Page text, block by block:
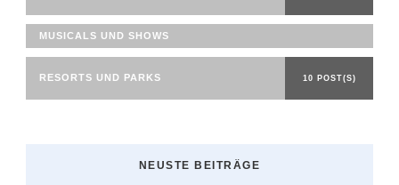
MUSICALS UND SHOWS
RESORTS UND PARKS 10 POST(S)
NEUSTE BEITRÄGE